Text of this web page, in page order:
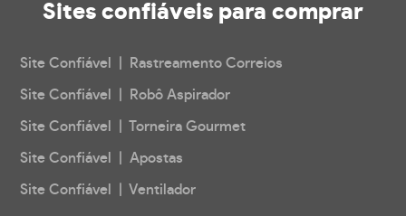
Sites confiáveis para comprar
Site Confiável | Rastreamento Correios
Site Confiável | Robô Aspirador
Site Confiável | Torneira Gourmet
Site Confiável | Apostas
Site Confiável | Ventilador